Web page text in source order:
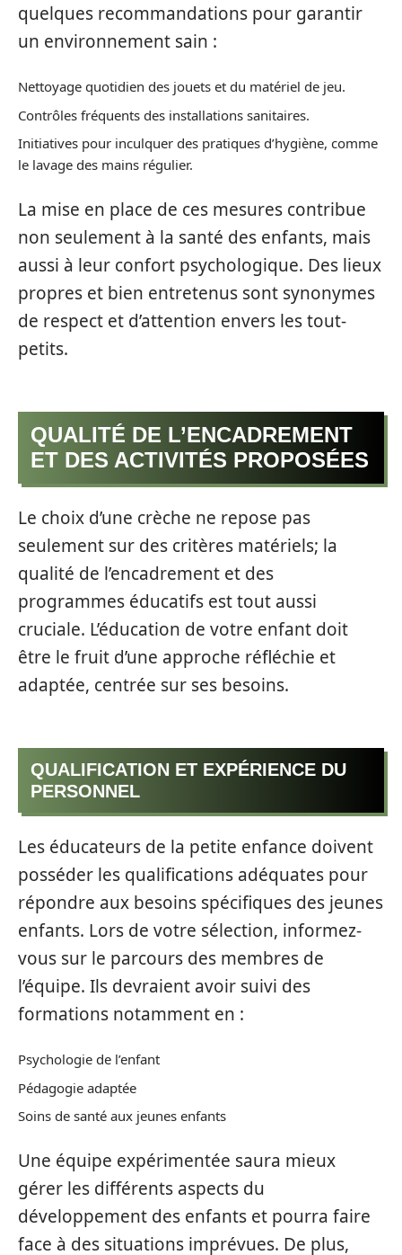
quelques recommandations pour garantir
un environnement sain :
Nettoyage quotidien des jouets et du matériel de jeu.
Contrôles fréquents des installations sanitaires.
Initiatives pour inculquer des pratiques d’hygiène, comme
le lavage des mains régulier.
La mise en place de ces mesures contribue
non seulement à la santé des enfants, mais
aussi à leur confort psychologique. Des lieux
propres et bien entretenus sont synonymes
de respect et d’attention envers les tout-
petits.
QUALITÉ DE L’ENCADREMENT
ET DES ACTIVITÉS PROPOSÉES
Le choix d’une crèche ne repose pas
seulement sur des critères matériels; la
qualité de l’encadrement et des
programmes éducatifs est tout aussi
cruciale. L’éducation de votre enfant doit
être le fruit d’une approche réfléchie et
adaptée, centrée sur ses besoins.
QUALIFICATION ET EXPÉRIENCE DU
PERSONNEL
Les éducateurs de la petite enfance doivent
posséder les qualifications adéquates pour
répondre aux besoins spécifiques des jeunes
enfants. Lors de votre sélection, informez-
vous sur le parcours des membres de
l’équipe. Ils devraient avoir suivi des
formations notamment en :
Psychologie de l’enfant
Pédagogie adaptée
Soins de santé aux jeunes enfants
Une équipe expérimentée saura mieux
gérer les différents aspects du
développement des enfants et pourra faire
face à des situations imprévues. De plus,